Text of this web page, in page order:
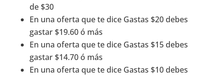
de $30
En una oferta que te dice Gastas $20 debes
gastar $19.60 ó más
En una oferta que te dice Gastas $15 debes
gastar $14.70 ó más
En una oferta que te dice Gastas $10 debes